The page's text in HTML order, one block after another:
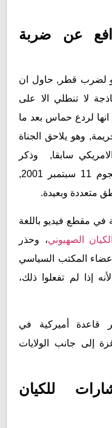
عن ضربة
لضرب قطر, حاول ان
لا تنطلي الا على
انها لردع حماس بعد ما
2023 واعتبره جريمة, وهو يلاحق الجناة
سابقا, وذكر
بالإجراءات الأمريكية في أعقاب هجوم 11 سبتمبر 2001,
متعددة وبعيدة.
في مقطع فيديو باللغة
الكيان الصهيوني، وحذر
المكتب السياسي
إذا لم تفعلوا ذلك،
قاعدة أميركية في
إلى جانب الولايات
للكيان